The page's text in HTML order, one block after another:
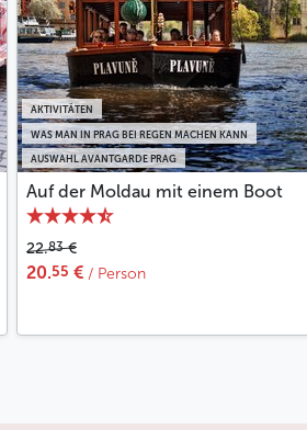
AUSWAHL AVANTGARDE PRAG
WAS MAN IN PRAG BEI REGEN MACHEN KANN
AKTIVITÄTEN
Auf der Moldau mit einem Boot
22.83€
20.55 € / Person